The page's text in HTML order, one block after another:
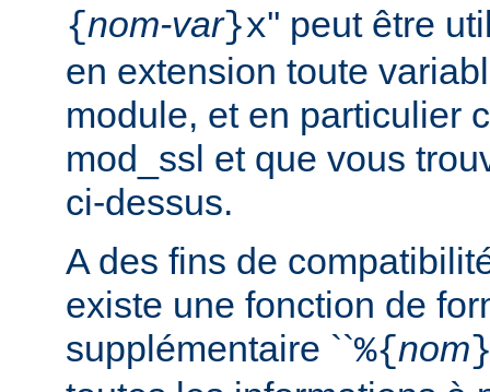
{nom-var}x'' peut être
en extension toute
module, et en particulier
mod_ssl et que vous
ci-dessus.
A des fins de
existe une fonction de
supplémentaire ``%{nom